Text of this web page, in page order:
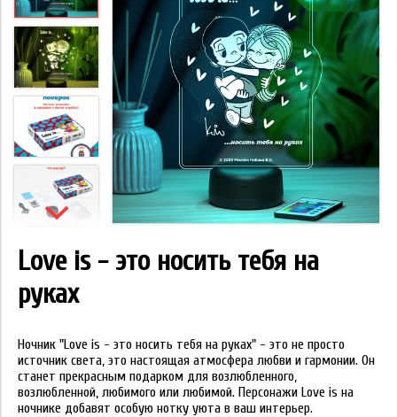
Love is - это носить тебя на
руках
Ночник "Love is - это носить тебя на руках" - это не просто
источник света, это настоящая атмосфера любви и гармонии. Он
станет прекрасным подарком для возлюбленного,
возлюбленной, любимого или любимой. Персонажи Love is на
ночнике добавят особую нотку уюта в ваш интерьер.